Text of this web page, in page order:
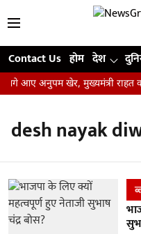
Contact Us होम देश
आए अनुपम खेर, मुख्यमंत्री राहत
desh nayak